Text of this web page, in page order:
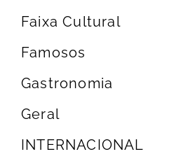
Faixa Cultural
Famosos
Gastronomia
Geral
INTERNACIONAL